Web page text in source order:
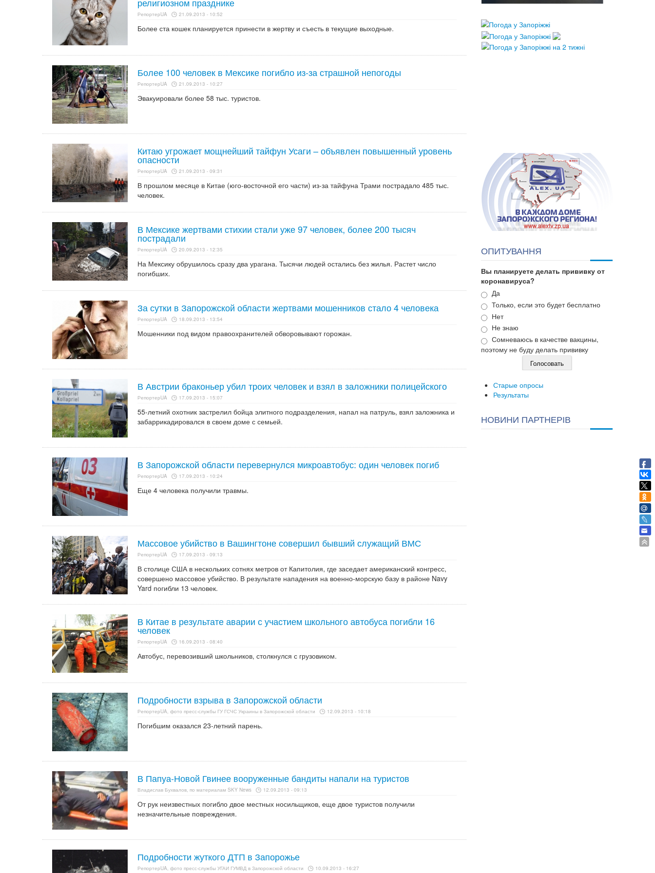
РепортерUA 21.09.2013 - 10:52
Более ста кошек планируется принести в жертву и съесть в текущие выходные.
Более 100 человек в Мексике погибло из-за страшной непогоды
РепортерUA 21.09.2013 - 10:27
Эвакуировали более 58 тыс. туристов.
Китаю угрожает мощнейший тайфун Усаги – объявлен повышенный уровень
опасности
РепортерUA 21.09.2013 - 09:31
В прошлом месяце в Китае (юго-восточной его части) из-за тайфуна Трами пострадало 485 тыс.
человек.
В Мексике жертвами стихии стали уже 97 человек, более 200 тысяч
пострадали
РепортерUA 20.09.2013 - 12:35
На Мексику обрушилось сразу два урагана. Тысячи людей остались без жилья. Растет число
погибших.
За сутки в Запорожской области жертвами мошенников стало 4 человека
РепортерUA 18.09.2013 - 13:54
Мошенники под видом правоохранителей обворовывают горожан.
В Австрии браконьер убил троих человек и взял в заложники полицейского
РепортерUA 17.09.2013 - 15:07
55-летний охотник застрелил бойца элитного подразделения, напал на патруль, взял заложника и
забаррикадировался в своем доме с семьей.
В Запорожской области перевернулся микроавтобус: один человек погиб
РепортерUA 17.09.2013 - 10:24
Еще 4 человека получили травмы.
Массовое убийство в Вашингтоне совершил бывший служащий ВМС
РепортерUA 17.09.2013 - 09:13
В столице США в нескольких сотнях метров от Капитолия, где заседает американский конгресс,
совершено массовое убийство. В результате нападения на военно-морскую базу в районе Navy
Yard погибли 13 человек.
В Китае в результате аварии с участием школьного автобуса погибли 16
человек
РепортерUA 16.09.2013 - 08:40
Автобус, перевозивший школьников, столкнулся с грузовиком.
Подробности взрыва в Запорожской области
РепортерUA, фото пресс-службы ГУ ГСЧС Украины в Запорожской области 12.09.2013 - 10:18
Погибшим оказался 23-летний парень.
В Папуа-Новой Гвинее вооруженные бандиты напали на туристов
Владислав Бухвалов, по материалам SKY News 12.09.2013 - 09:13
От рук неизвестных погибло двое местных носильщиков, еще двое туристов получили
незначительные повреждения.
Подробности жуткого ДТП в Запорожье
РепортерUA, фото пресс-службы УГАИ ГУМВД в Запорожской области 10.09.2013 - 16:27
ОПИТУВАННЯ
Вы планируете делать прививку от
коронавируса?
Варианты
Да
Только, если это будет бесплатно
Нет
Не знаю
Сомневаюсь в качестве вакцины,
поэтому не буду делать прививку
Старые опросы
Результаты
НОВИНИ ПАРТНЕРІВ